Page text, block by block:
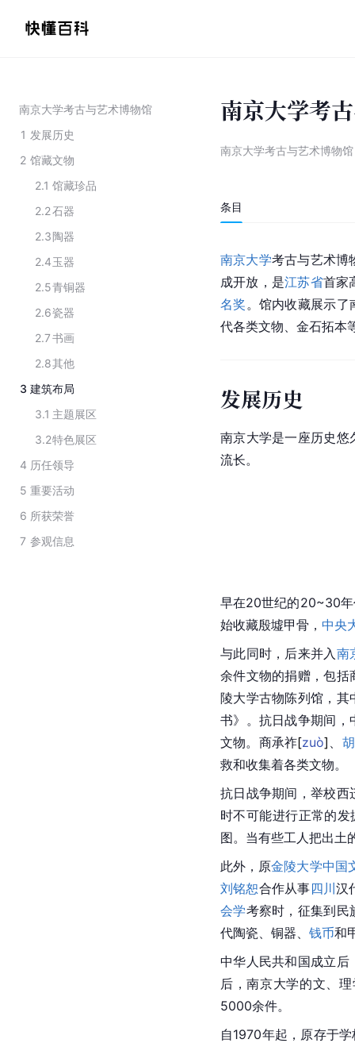
南京大学考古与艺术博物馆
1 发展历史
2 馆藏文物
2.1 馆藏珍品
2.2石器
2.3陶器
2.4玉器
2.5青铜器
2.6瓷器
2.7书画
2.8其他
3 建筑布局
3.1 主题展区
3.2特色展区
4 历任领导
5 重要活动
6 所获荣誉
7 参观信息
南京大学考
南京大学考古与艺术博物馆
条目
南京大学考古与艺术博
成开放，是江苏省首家
名奖 。馆内收藏展示
代各类文物、金石拓本
发展历史
南京大学是一座历史悠
流长。
早在20世纪的20~30
始收藏殷墟甲骨 ， 中央
与此同时，后来并入 南
余件文物的捐赠，包括
陵大学古物陈列馆，其
书》。 抗日战争期间，
文物。商承祚[zuò]
救和收集着各类文物。
抗日战争期间，举校
时不可能进行正常的
图。当有些工人把出土
此外，原金陵大学中国
刘铭恕合作从事四川汉
会学考察时，征集到民
代陶瓷、铜器、 钱币和
中华人民共和国成立后
后，南京大学的文、
5000余件。
自1970年起，原存于